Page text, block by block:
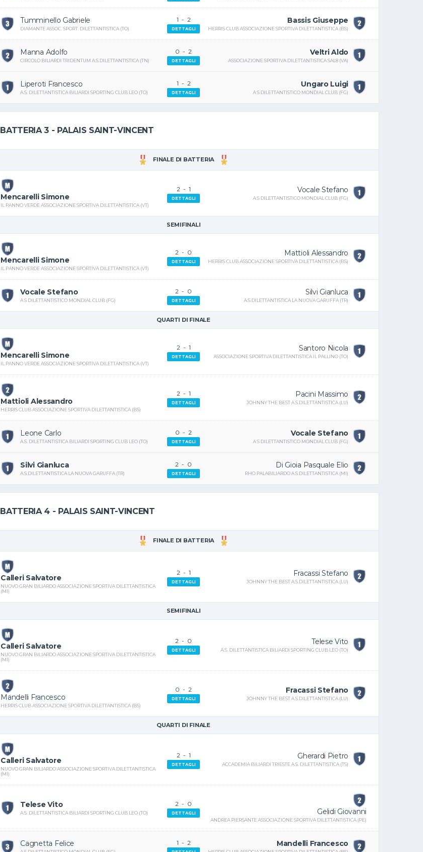
Tumminello Gabriele
DIAMANTE ASSOC. SPORT. DILETTANTISTICA (TO)
1 - 2
DETTAGLI
Bassis Giuseppe
HERRIS CLUB ASSOCIAZIONE SPORTIVA DILETTANTISTICA (BS)
Manna Adolfo
CIRCOLO BILIARDI TRIDENTUM A.S.DILETTANTISTICA (TN)
0 -2
DETTAGLI
Veltri Aldo
ASSOCIAZIONE SPORTIVA DILETTANTISTICA SAL8 (VA)
Liperoti Francesco
A.S. DILETTANTISTICA BILIARDI SPORTING CLUB LEO (TO)
1 - 2
DETTAGLI
Ungaro Luigi
A S DILETTANTISTICO MONDIAL CLUB (FG)
BATTERIA 3 - PALAIS SAINT-VINCENT
FINALE DI BATTERIA
Mencarelli Simone
IL PANNO VERDE ASSOCIAZIONE SPORTIVA DILETTANTISTICA (VT)
2 - 1
DETTAGLI
Vocale Stefano
A S DILETTANTISTICO MONDIAL CLUB (FG)
SEMIFINALI
Mencarelli Simone
IL PANNO VERDE ASSOCIAZIONE SPORTIVA DILETTANTISTICA (VT)
2 - 0
DETTAGLI
Mattioli Alessandro
HERRIS CLUB ASSOCIAZIONE SPORTIVA DILETTANTISTICA (BS)
Vocale Stefano
A S DILETTANTISTICO MONDIAL CLUB (FG)
2 - 0
DETTAGLI
Silvi Gianluca
A.S.DILETTANTISTICA LA NUOVA GARUFFA (TR)
QUARTI DI FINALE
Mencarelli Simone
IL PANNO VERDE ASSOCIAZIONE SPORTIVA DILETTANTISTICA (VT)
2 - 1
DETTAGLI
Santoro Nicola
ASSOCIAZIONE SPORTIVA DILETTANTISTICA IL PALLINO (TO)
Mattioli Alessandro
HERRIS CLUB ASSOCIAZIONE SPORTIVA DILETTANTISTICA (BS)
2 - 1
DETTAGLI
Pacini Massimo
JOHNNY THE BEST A.S.DILETTANTISTICA (LU)
Leone Carlo
A.S. DILETTANTISTICA BILIARDI SPORTING CLUB LEO (TO)
0 -2
DETTAGLI
Vocale Stefano
A S DILETTANTISTICO MONDIAL CLUB (FG)
Silvi Gianluca
A.S.DILETTANTISTICA LA NUOVA GARUFFA (TR)
2 - 0
DETTAGLI
Di Gioia Pasquale Elio
RHO PALABILIARDO A.S.DILETTANTISTICA (MI)
BATTERIA 4 - PALAIS SAINT-VINCENT
FINALE DI BATTERIA
Calleri Salvatore
NUOVO GRAN BILIARDO ASSOCIAZIONE SPORTIVA DILETTANTISTICA
(MI)
2 - 1
DETTAGLI
Fracassi Stefano
JOHNNY THE BEST A.S.DILETTANTISTICA (LU)
SEMIFINALI
Calleri Salvatore
NUOVO GRAN BILIARDO ASSOCIAZIONE SPORTIVA DILETTANTISTICA
(MI)
2 - 0
DETTAGLI
Telese Vito
A.S. DILETTANTISTICA BILIARDI SPORTING CLUB LEO (TO)
Mandelli Francesco
HERRIS CLUB ASSOCIAZIONE SPORTIVA DILETTANTISTICA (BS)
0 -2
DETTAGLI
Fracassi Stefano
JOHNNY THE BEST A.S.DILETTANTISTICA (LU)
QUARTI DI FINALE
Calleri Salvatore
NUOVO GRAN BILIARDO ASSOCIAZIONE SPORTIVA DILETTANTISTICA
(MI)
2 - 1
DETTAGLI
Gherardi Pietro
ACCADEMIA BILIARDI TRIESTE A.S. DILETTANTISTICA (TS)
Telese Vito
A.S. DILETTANTISTICA BILIARDI SPORTING CLUB LEO (TO)
2 - 0
DETTAGLI Gelidi Giovanni
ANDREA PIERSANTE ASSOCIAZIONE SPORTIVA DILETTANTISTICA (PE)
Cagnetta Felice 1 - 2 Mandelli Francesco